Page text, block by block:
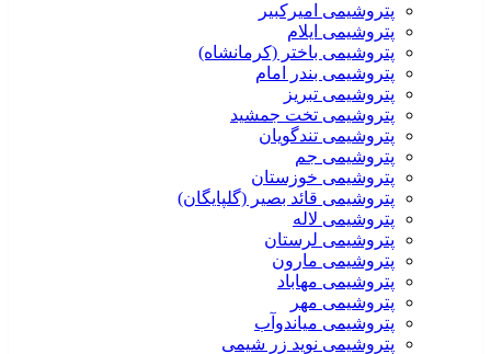
پتروشیمی امیرکبیر
پتروشیمی ایلام
پتروشیمی باختر (کرمانشاه)
پتروشیمی بندر امام
پتروشیمی تبریز
پتروشیمی تخت جمشید
پتروشیمی تندگویان
پتروشیمی جم
پتروشیمی خوزستان
پتروشیمی قائد بصیر (گلپایگان)
پتروشیمی لاله
پتروشیمی لرستان
پتروشیمی مارون
پتروشیمی مهاباد
پتروشیمی مهر
پتروشیمی میاندوآب
پتروشیمی نوید زر شیمی